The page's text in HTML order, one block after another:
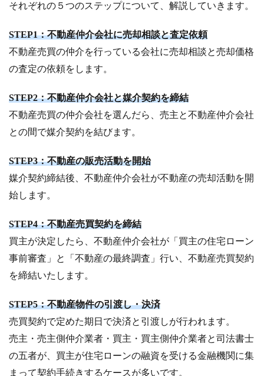
それぞれの５つのステップについて、解説していきます。
STEP1：不動産仲介会社に売却相談と査定依頼
不動産売買の仲介を行っている会社に売却相談と売却価格
の査定の依頼をします。
STEP2：不動産仲介会社と媒介契約を締結
不動産売買の仲介会社を選んだら、売主と不動産仲介会社
との間で媒介契約を結びます。
STEP3：不動産の販売活動を開始
媒介契約締結後、不動産仲介会社が不動産の売却活動を開
始します。
STEP4：不動産売買契約を締結
買主が決定したら、不動産仲介会社が「買主の住宅ローン
事前審査」と「不動産の最終調査」行い、不動産売買契約
を締結いたします。
STEP5：不動産物件の引渡し・決済
売買契約で定めた期日で決済と引渡しが行われます。
売主・売主側仲介業者・買主・買主側仲介業者と司法書士
の五者が、買主が住宅ローンの融資を受ける金融機関に集
まって契約手続きするケースが多いです。